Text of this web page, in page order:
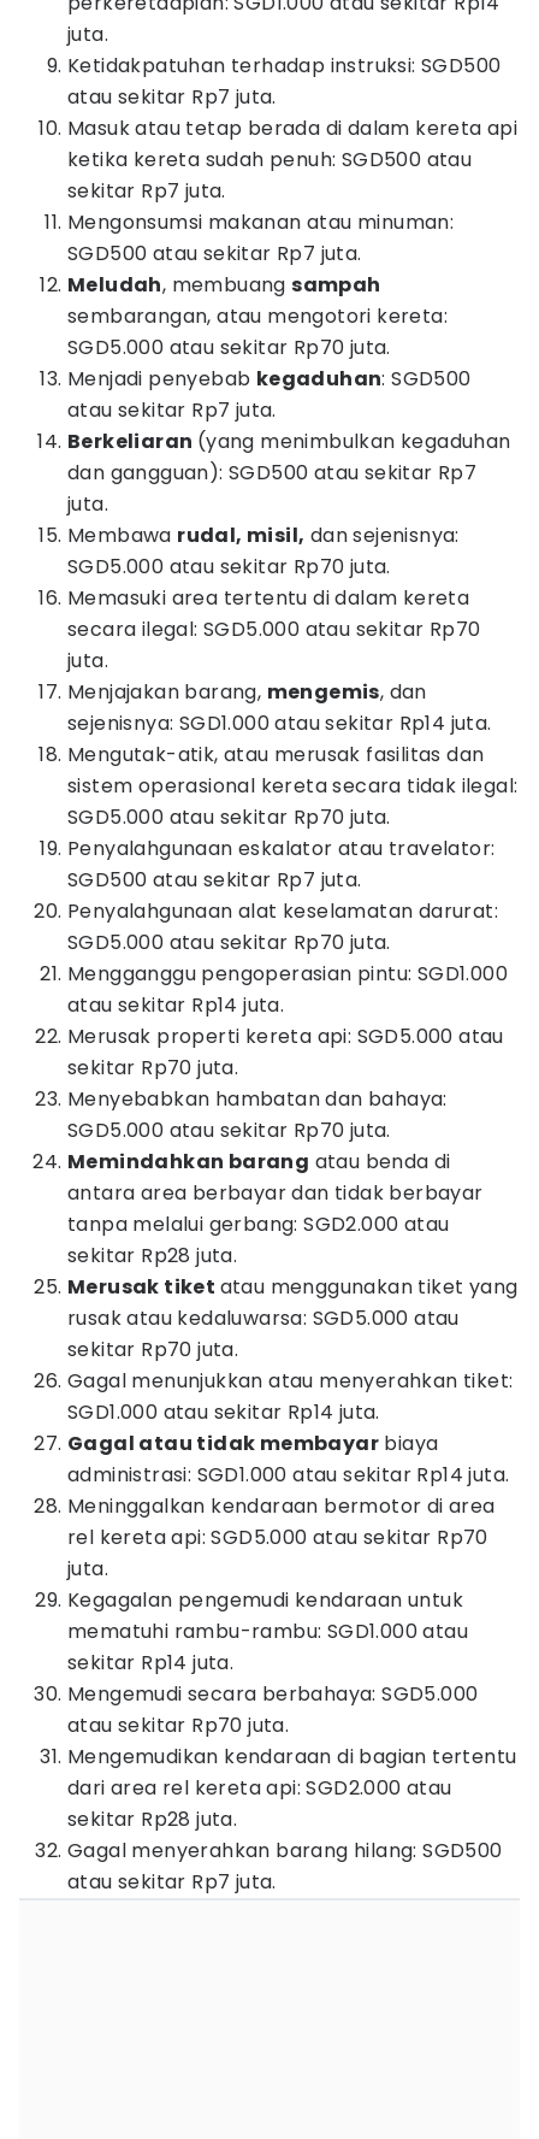
juta.
Ketidakpatuhan terhadap instruksi: SGD500
atau sekitar Rp7 juta.
Masuk atau tetap berada di dalam kereta api
ketika kereta sudah penuh: SGD500 atau
sekitar Rp7 juta.
Mengonsumsi makanan atau minuman:
SGD500 atau sekitar Rp7 juta.
Meludah, membuangsampah
sembarangan, atau mengotori kereta:
SGD5.000 atau sekitar Rp70 juta.
Menjadi penyebab kegaduhan: SGD500
atau sekitar Rp7 juta.
Berkeliaran (yang menimbulkan kegaduhan
dan gangguan): SGD500 atau sekitar Rp7
juta.
Membawa rudal, misil, dan sejenisnya:
SGD5.000 atau sekitar Rp70 juta.
Memasuki area tertentu di dalam kereta
secara ilegal: SGD5.000 atau sekitar Rp70
juta.
Menjajakan barang, mengemis, dan
sejenisnya: SGD1.000 atau sekitar Rp14 juta.
Mengutak-atik, atau merusak fasilitas dan
sistem operasional kereta secara tidak ilegal:
SGD5.000 atau sekitar Rp70 juta.
Penyalahgunaan eskalator atau travelator:
SGD500 atau sekitar Rp7 juta.
Penyalahgunaan alat keselamatan darurat:
SGD5.000 atau sekitar Rp70 juta.
Mengganggu pengoperasian pintu: SGD1.000
atau sekitar Rp14 juta.
Merusak properti kereta api: SGD5.000 atau
sekitar Rp70 juta.
Menyebabkan hambatan dan bahaya:
SGD5.000 atau sekitar Rp70 juta.
Memindahkan barang atau benda di
antara area berbayar dan tidak berbayar
tanpa melalui gerbang: SGD2.000 atau
sekitar Rp28 juta.
Merusak tiket atau menggunakan tiket yang
rusak atau kedaluwarsa: SGD5.000 atau
sekitar Rp70 juta.
Gagal menunjukkan atau menyerahkan tiket:
SGD1.000 atau sekitar Rp14 juta.
Gagal atau tidak membayar biaya
administrasi: SGD1.000 atau sekitar Rp14 juta.
Meninggalkan kendaraan bermotor di area
rel kereta api: SGD5.000 atau sekitar Rp70
juta.
Kegagalan pengemudi kendaraan untuk
mematuhi rambu-rambu: SGD1.000 atau
sekitar Rp14 juta.
Mengemudi secara berbahaya: SGD5.000
atau sekitar Rp70 juta.
Mengemudikan kendaraan di bagian tertentu
dari area rel kereta api: SGD2.000 atau
sekitar Rp28 juta.
Gagal menyerahkan barang hilang: SGD500
atau sekitar Rp7 juta.